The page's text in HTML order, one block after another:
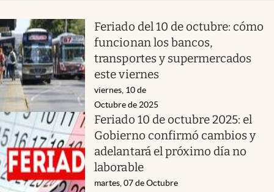
Feriado del 10 de octubre: cómo
funcionan los bancos,
transportes y supermercados
este viernes
viernes, 10 de
Octubre de 2025
Feriado 10 de octubre 2025: el
Gobierno confirmó cambios y
adelantará el próximo día no
laborable
martes, 07 de Octubre